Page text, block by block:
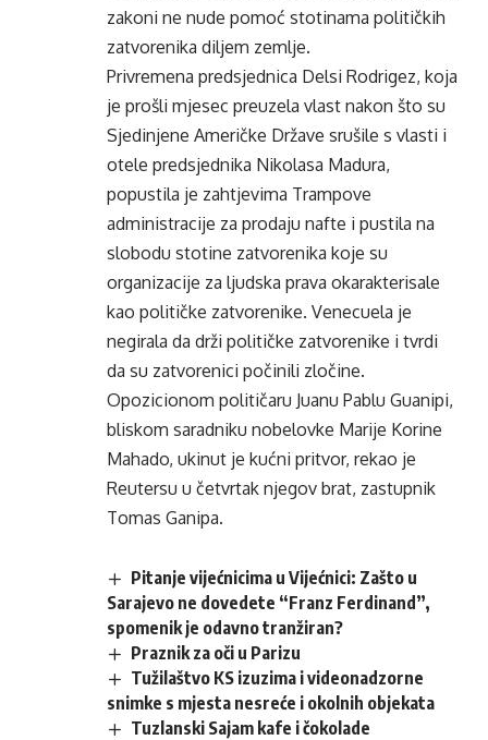
zakoni ne nude pomoć stotinama političkih
zatvorenika diljem zemlje.
Privremena predsjednica Delsi Rodrigez, koja
je prošli mjesec preuzela vlast nakon što su
Sjedinjene Američke Države srušile s vlasti i
otele predsjednika Nikolasa Madura,
popustila je zahtjevima Trampove
administracije za prodaju nafte i pustila na
slobodu stotine zatvorenika koje su
organizacije za ljudska prava okarakterisale
kao političke zatvorenike. Venecuela je
negirala da drži političke zatvorenike i tvrdi
da su zatvorenici počinili zločine.
Opozicionom političaru Juanu Pablu Guanipi,
bliskom saradniku nobelovke Marije Korine
Mahado, ukinut je kućni pritvor, rekao je
Reutersu u četvrtak njegov brat, zastupnik
Tomas Ganipa.
Pitanje vijećnicima u Vijećnici: Zašto u
Sarajevo ne dovedete “Franz Ferdinand”,
spomenik je odavno tranžiran?
Praznik za oči u Parizu
Tužilaštvo KS izuzima i videonadzorne
snimke s mjesta nesreće i okolnih objekata
Tuzlanski Sajam kafe i čokolade